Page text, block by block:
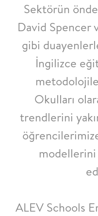
Sektörün
David Spencer
gibi
İngilizce
Okulları
trendlerini
modellerini
ALEV Schools